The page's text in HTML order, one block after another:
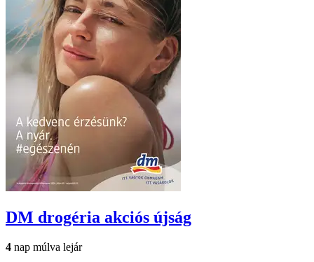
DM drogéria akciós újság
4 nap múlva lejár